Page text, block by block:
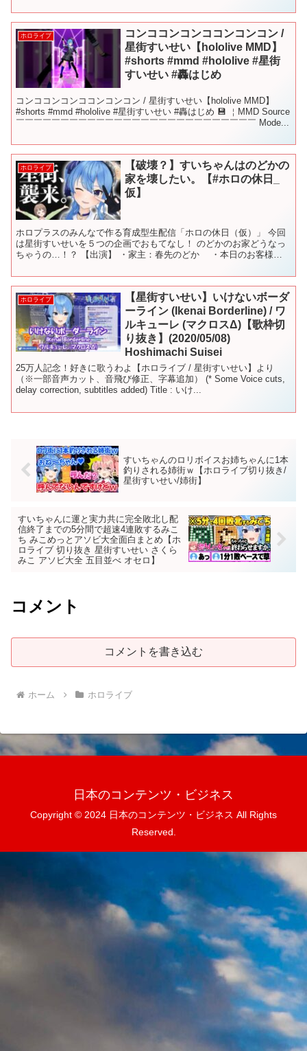
ホロライブ
コンココンコンココンコンコン /
星街すいせい【hololive MMD】
#shorts #mmd #hololive #星街
すいせい #轟はじめ
コンココンコンココンコンコン / 星街すいせい【hololive MMD】
#shorts #mmd #hololive #星街すいせい #轟はじめ 💾 ￤MMD Source
￣￣￣￣￣￣￣￣￣￣￣￣￣￣￣￣￣￣￣￣￣￣￣￣￣￣￣ Mode...
ホロライブ
【破壊？】すいちゃんはのどかの
家を壊したい。【#ホロの休日_
仮】
ホロプラスのみんなで作る育成型生配信「ホロの休日（仮）」 今回
は星街すいせいを５つの企画でおもてなし！ のどかのお家どうなっ
ちゃうの…！？ 【出演】 ・家主：春先のどか ・本日のお客様：
ホロライブ
【星街すいせい】いけないボーダ
ーライン (Ikenai Borderline) / ワ
ルキューレ (マクロスΔ)【歌枠切
り抜き】(2020/05/08)
Hoshimachi Suisei
25万人記念！好きに歌うわよ【ホロライブ / 星街すいせい】より
（※一部音声カット、音飛び修正、字幕追加） (* Some Voice cuts,
delay correction, subtitles added) Title : いけ...
すいちゃんのロリボイスお姉ちゃんに1本
釣りされる姉街ｗ【ホロライブ切り抜き/
星街すいせい/姉街】
すいちゃんに運と実力共に完全敗北し配
信終了までの5分間で超速4連敗するみこ
ち みこめっとアソビ大全面白まとめ【ホ
ロライブ 切り抜き 星街すいせい さくら
みこ アソビ大全 五目並べ オセロ】
コメント
コメントを書き込む
ホーム ホロライブ
日本のコンテンツ・ビジネス
Copyright © 2024 日本のコンテンツ・ビジネス All Rights
Reserved.